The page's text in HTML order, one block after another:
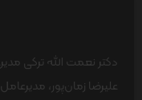
دکتر نعمت الله ترکی
علیرضا زمان‌پور،